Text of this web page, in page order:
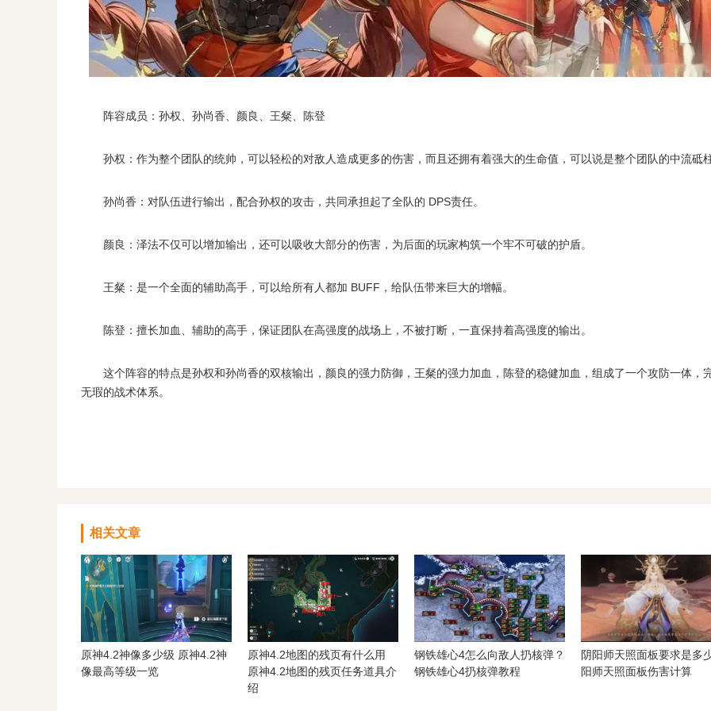
阵容成员：孙权、孙尚香、颜良、王粲、陈登
孙权：作为整个团队的统帅，可以轻松的对敌人造成更多的伤害，而且还拥有着强大的生命值，可以说是整个团队的中流砥
孙尚香：对队伍进行输出，配合孙权的攻击，共同承担起了全队的 DPS责任。
颜良：泽法不仅可以增加输出，还可以吸收大部分的伤害，为后面的玩家构筑一个牢不可破的护盾。
王粲：是一个全面的辅助高手，可以给所有人都加 BUFF，给队伍带来巨大的增幅。
陈登：擅长加血、辅助的高手，保证团队在高强度的战场上，不被打断，一直保持着高强度的输出。
这个阵容的特点是孙权和孙尚香的双核输出，颜良的强力防御，王粲的强力加血，陈登的稳健加血，组成了一个攻防一体，
无瑕的战术体系。
相关文章
原神4.2神像多少级 原神4.2神
像最高等级一览
原神4.2地图的残页有什么用
原神4.2地图的残页任务道具介
绍
钢铁雄心4怎么向敌人扔核弹？
钢铁雄心4扔核弹教程
阴阳师天照面板要求是多
阳师天照面板伤害计算